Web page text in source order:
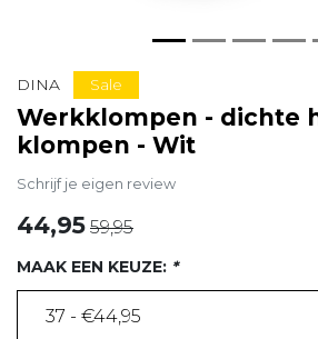
DINA Sale
Werkklompen - dichte
klompen - Wit
Schrijf je eigen review
44,95 59,95
MAAK EEN KEUZE: *
37 - €44,95